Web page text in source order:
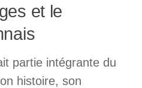
et le
partie intégrante du
histoire, son